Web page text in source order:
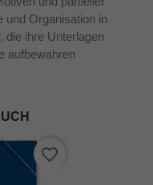
und Organisation in
die ihre Unterlagen
aufbewahren
favorite_border